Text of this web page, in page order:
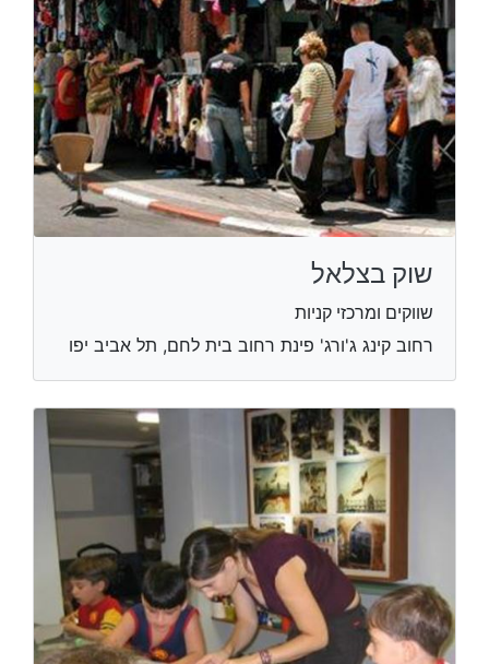
שוק בצלאל
שווקים ומרכזי קניות
רחוב קינג ג'ורג' פינת רחוב בית לחם, תל אביב יפו